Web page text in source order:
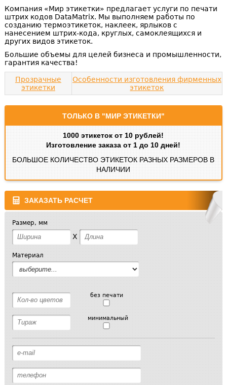
Компания «Мир этикетки» предлагает услуги по печати
штрих кодов DataMatrix. Мы выполняем работы по
созданию термоэтикеток, наклеек, ярлыков с
нанесением штрих-кода, круглых, самоклеящихся и
других видов этикеток.
Большие объемы для целей бизнеса и промышленности,
гарантия качества!
Прозрачные
этикетки
Особенности изготовления фирменных
этикеток
ТОЛЬКО В "МИР ЭТИКЕТКИ"
1000 этикеток от 10 рублей!
Изготовление заказа от 1 до 10 дней!
БОЛЬШОЕ КОЛИЧЕСТВО ЭТИКЕТОК РАЗНЫХ РАЗМЕРОВ В
НАЛИЧИИ
ЗАКАЗАТЬ РАСЧЕТ
Размер, мм
X
Материал
без печати
минимальный